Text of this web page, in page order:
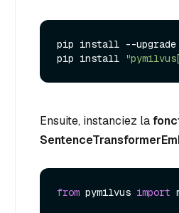
pip install --upgrade
pip install
Ensuite, instanciez la
from pymilvus import